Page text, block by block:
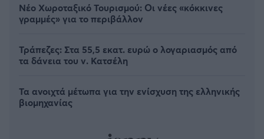
Νέο Χωροταξικό Τουρισμού: Οι νέες «κόκκινες
γραμμές» για το περιβάλλον
Τράπεζες: Στα 55,5 εκατ. ευρώ ο λογαριασμός από
τα δάνεια του ν. Κατσέλη
Τα ανοιχτά μέτωπα για την ενίσχυση της ελληνικής
βιομηχανίας